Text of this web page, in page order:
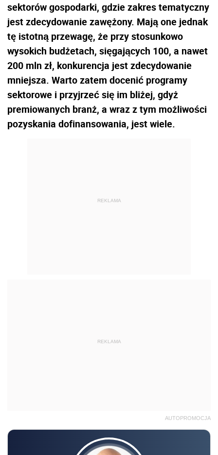
sektorów gospodarki, gdzie zakres tematyczny
jest zdecydowanie zawężony. Mają one jednak
tę istotną przewagę, że przy stosunkowo
wysokich budżetach, sięgających 100, a nawet
200 mln zł, konkurencja jest zdecydowanie
mniejsza. Warto zatem docenić programy
sektorowe i przyjrzeć się im bliżej, gdyż
premiowanych branż, a wraz z tym możliwości
pozyskania dofinansowania, jest wiele.
REKLAMA
REKLAMA
AUTOPROMOCJA